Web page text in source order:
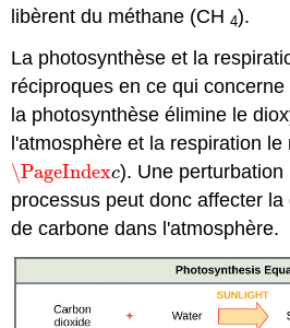
libèrent du méthane (CH 4).
La photosynthèse et la
réciproques en ce qui
la photosynthèse élimine le
l'atmosphère et la respiration
\PageIndexc
\PageIndexc). Une perturbation
processus peut donc affecter
de carbone dans l'atmosphère.